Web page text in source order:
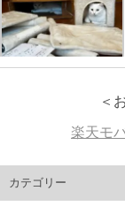
＜
楽天モ
カテゴリー